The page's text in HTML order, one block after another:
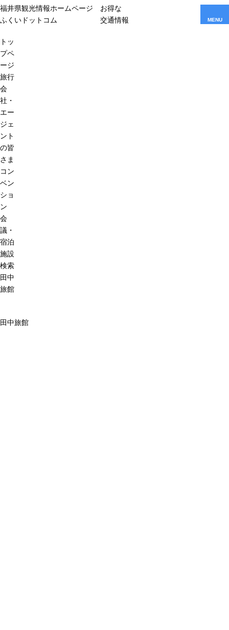
福井県観光情報ホームページ
ふくいドットコム
お得な
交通情報
MENU
トッ
プペ
ージ
旅行
会
社・
エー
ジェ
ント
の皆
さま
コン
ベン
ショ
ン
会
議・
宿泊
施設
検索
田中
旅館
田中旅館